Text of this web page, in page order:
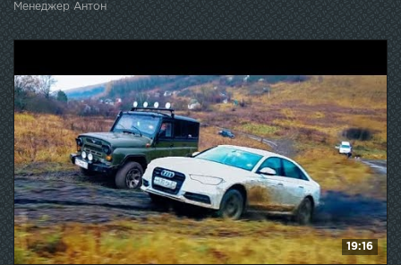
Менеджер Антон
19:16